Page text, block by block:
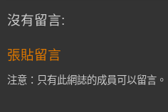
沒有留言:
張貼留言
注意：只有此網誌的成員可以留言。